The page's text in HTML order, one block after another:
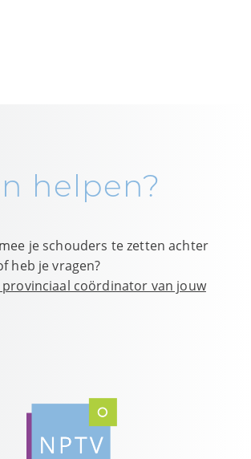
helpen?
je schouders te zetten achter
heb je vragen?
coördinator van jouw